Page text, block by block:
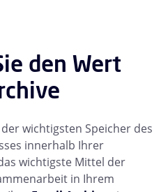
den Wert
wichtigsten Speicher des
innerhalb Ihrer
wichtigste Mittel der
in Ihrem